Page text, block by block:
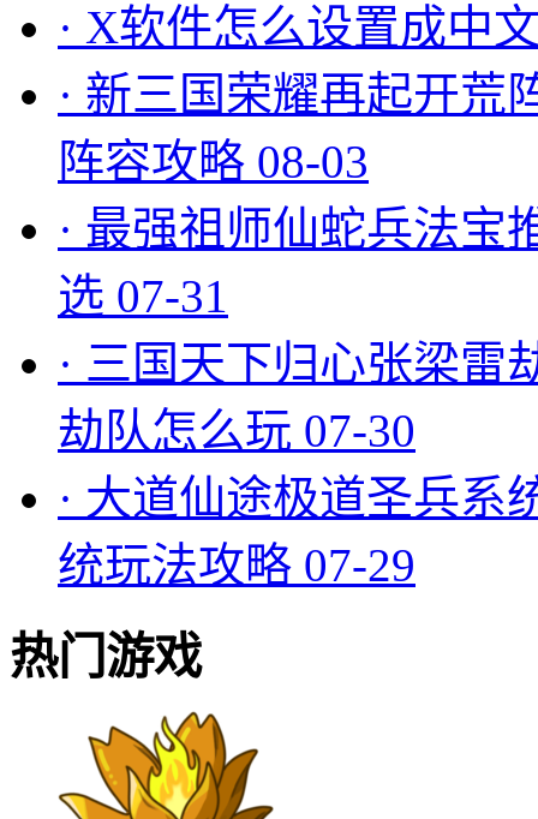
· X软件怎么设置成中
· 新三国荣耀再起开荒
阵容攻略 08-03
· 最强祖师仙蛇兵法宝
选 07-31
· 三国天下归心张梁雷
劫队怎么玩 07-30
· 大道仙途极道圣兵系
统玩法攻略 07-29
热门游戏